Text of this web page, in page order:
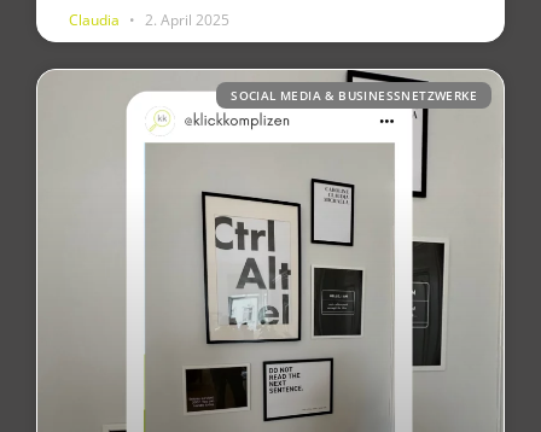
Claudia 2. April 2025
SOCIAL MEDIA & BUSINESSNETZWERKE